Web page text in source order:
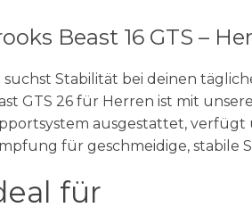
Beast 16 GTS –
suchst Stabilität bei deinen
GTS 26 für Herren ist mit
ausgestattet, verfügt
für geschmeidige, stabile
für